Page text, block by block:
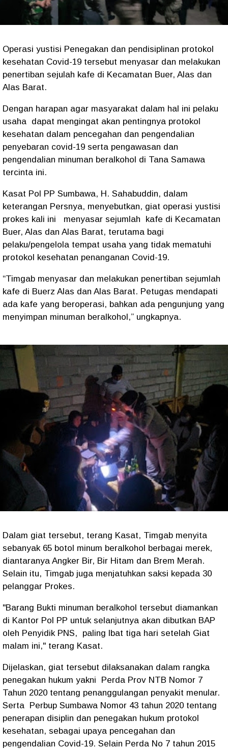
Operasi yustisi Penegakan dan pendisiplinan protokol
kesehatan Covid-19 tersebut menyasar dan melakukan
penertiban sejulah kafe di Kecamatan Buer, Alas dan
Alas Barat.
Dengan harapan agar masyarakat dalam hal ini pelaku
usaha dapat mengingat akan pentingnya protokol
kesehatan dalam pencegahan dan pengendalian
penyebaran covid-19 serta pengawasan dan
pengendalian minuman beralkohol di Tana Samawa
tercinta ini.
Kasat Pol PP Sumbawa, H. Sahabuddin, dalam
keterangan Persnya, menyebutkan, giat operasi yustisi
prokes kali ini menyasar sejumlah kafe di Kecamatan
Buer, Alas dan Alas Barat, terutama bagi
pelaku/pengelola tempat usaha yang tidak mematuhi
protokol kesehatan penanganan Covid-19.
“Timgab menyasar dan melakukan penertiban sejumlah
kafe di Buerz Alas dan Alas Barat. Petugas mendapati
ada kafe yang beroperasi, bahkan ada pengunjung yang
menyimpan minuman beralkohol,” ungkapnya.
Dalam giat tersebut, terang Kasat, Timgab menyita
sebanyak 65 botol minum beralkohol berbagai merek,
diantaranya Angker Bir, Bir Hitam dan Brem Merah.
Selain itu, Timgab juga menjatuhkan saksi kepada 30
pelanggar Prokes.
"Barang Bukti minuman beralkohol tersebut diamankan
di Kantor Pol PP untuk selanjutnya akan dibutkan BAP
oleh Penyidik PNS, paling lbat tiga hari setelah Giat
malam ini," terang Kasat.
Dijelaskan, giat tersebut dilaksanakan dalam rangka
penegakan hukum yakni Perda Prov NTB Nomor 7
Tahun 2020 tentang penanggulangan penyakit menular.
Serta Perbup Sumbawa Nomor 43 tahun 2020 tentang
penerapan disiplin dan penegakan hukum protokol
kesehatan, sebagai upaya pencegahan dan
pengendalian Covid-19. Selain Perda No 7 tahun 2015